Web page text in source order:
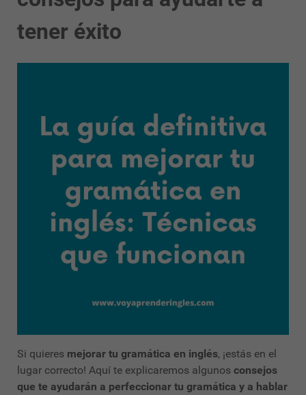
tener éxito
Si quieres mejorar tu gramática en inglés, ¡estás en el
lugar correcto! Aquí te explicaremos algunos consejos
que te ayudarán a perfeccionar tu gramática y a hablar